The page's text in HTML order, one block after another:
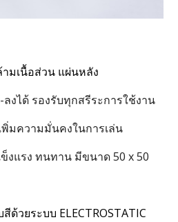
มเนื้อส่วน แผ่นหลัง
งได้ รองรับทุกสรีระการใช้งาน
พิ่มความมั่นคงในการเล่น
ข็งแรง ทนทาน มีขนาด 50 x50
ด้วยระบบ ELECTROSTATIC